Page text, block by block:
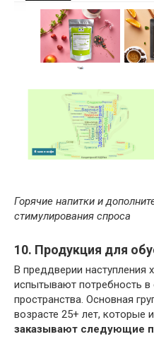
Горячие напитки и
стимулирования спроса
10. Продукция для
В преддверии наступления
испытывают потребность в
пространства. Основная
возрасте 25+ лет, которые
заказывают следующие